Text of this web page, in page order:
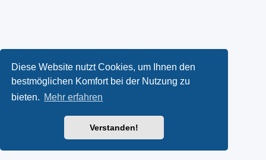
Diese Website nutzt Cookies, um Ihnen den
bestmöglichen Komfort bei der Nutzung zu
bieten. Mehr erfahren
Verstanden!